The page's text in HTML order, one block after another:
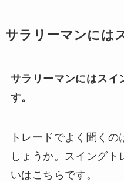
サラリーマンには
サラリーマンにはスイ
す。
トレードでよく聞く
しょうか。スイングト
いはこちらです。